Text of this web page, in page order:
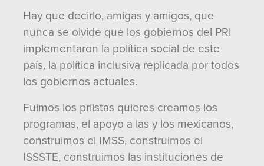
Hay que decirlo, amigas y amigos, que
nunca se olvide que los gobiernos del PRI
implementaron la política social de este
país, la política inclusiva replicada por todos
los gobiernos actuales.
Fuimos los priistas quieres creamos los
programas, el apoyo a las y los mexicanos,
construimos el IMSS, construimos el
ISSSTE, construimos las instituciones de